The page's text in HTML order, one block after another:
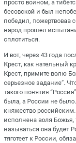
просто воином, а
бесовской и был
победил, пожертвовав
народ прошел
сплотиться.
И вот, через 43 года
Крест, как нательный
Крест, примите волю
серьезное задание”.
такого понятия
была, а России не
княжество российским.
исполнена воля Божья,
называться она будет
тяготеет к России,